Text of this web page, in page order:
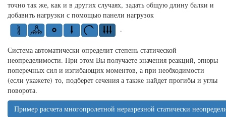
точно так же, как и в других случаях, задать общую длину балки и
добавить нагрузки с помощью панели нагрузок
.
Система автоматически определит степень статической
неопределимости. При этом Вы получаете значения реакций, эпюры
поперечных сил и изгибающих моментов, а при необходимости
(если укажете) то, подберет сечения а также найдет прогибы и углы
поворота.
Пример расчета многопролетной неразрезной статически